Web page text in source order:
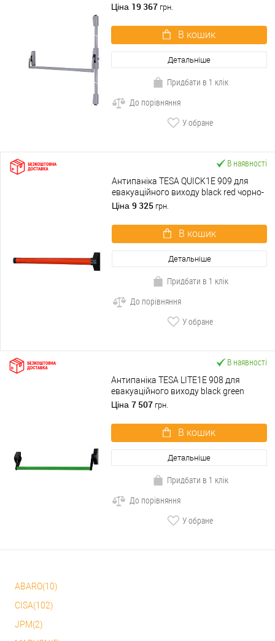
Ціна 19 367 грн.
В кошик
Детальніше
Придбати в 1 клік
До порівняння
У обране
В наявності
Антипаніка TESA QUICK1E 909 для
евакуаційного виходу black red чорно-
червоний
Ціна 9 325 грн.
В кошик
Детальніше
Придбати в 1 клік
До порівняння
У обране
В наявності
Антипаніка TESA LITE1E 908 для
евакуаційного виходу black green
чорно-зелений
Ціна 7 507 грн.
В кошик
Детальніше
Придбати в 1 клік
До порівняння
У обране
ABARO(10)
CISA(102)
JPM(2)